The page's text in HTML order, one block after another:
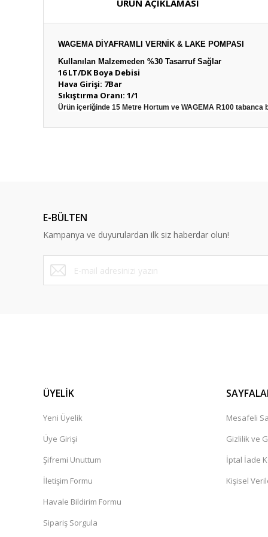
ÜRÜN AÇIKLAMASI
WAGEMA DİYAFRAMLI VERNİK & LAKE POMPASI
Kullanılan Malzemeden %30 Tasarruf Sağlar
16 LT/DK Boya Debisi
Hava Girişi: 7Bar
Sıkıştırma Oranı: 1/1
Ürün içeriğinde 15 Metre Hortum ve WAGEMA R100 tabanca
E-BÜLTEN
Kampanya ve duyurulardan ilk siz haberdar olun!
ÜYELİK
Yeni Üyelik
Üye Girişi
Şifremi Unuttum
İletişim Formu
Havale Bildirim Formu
Sipariş Sorgula
Mesafeli
Gizlilik ve
İptal İade
Kişisel